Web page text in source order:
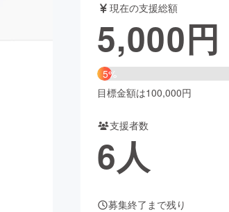
舞台・パフォーマンス
ビューティー・ヘルスケア
現在の支援総額
5,000円
5%
目標金額は100,000円
支援者数
6人
募集終了まで残り